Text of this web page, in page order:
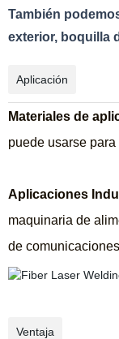
También
exterior, boquilla
Aplicación
Materiales de
puede usarse
Aplicaciones
maquinaria de
de
Ventaja